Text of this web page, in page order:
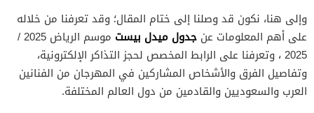
وإلى هنا، نكون قد وصلنا إلى ختام المقال؛ وقد تعرفنا من خلاله
على أهم المعلومات عن جدول ميدل بيست
موسم الرياض 2025 /
2025 ، وتعرفنا على الرابط المخصص لحجز التذاكر الإلكترونية،
وتفاصيل الفرق والأشخاص المشاركين في المهرجان من الفنانين
العرب والسعوديين والقادمين من دول العالم المختلفة.